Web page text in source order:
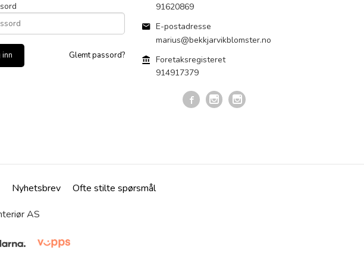
Glemt passord?
91620869
E-postadresse
marius@bekkjarvikblomster.no
Foretaksregisteret
914917379
Nyhetsbrev
Ofte stilte spørsmål
AS